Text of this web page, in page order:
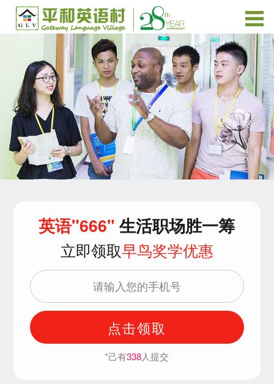
英语"666"生活职场胜一筹
立即领取早鸟奖学优惠
点击领取
*己有338人提交